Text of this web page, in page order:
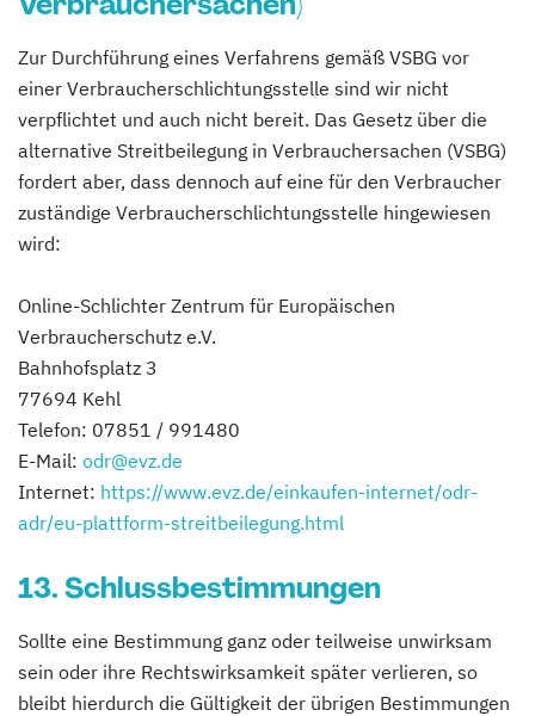
Zur Durchführung eines Verfahrens gemäß VSBG vor
einer Verbraucherschlichtungsstelle sind wir nicht
verpflichtet und auch nicht bereit. Das Gesetz über die
alternative Streitbeilegung in Verbrauchersachen (VSBG)
fordert aber, dass dennoch auf eine für den Verbraucher
zuständige Verbraucherschlichtungsstelle hingewiesen
wird:
Online-Schlichter Zentrum für Europäischen
Verbraucherschutz e.V.
Bahnhofsplatz 3
77694 Kehl
Telefon: 07851 / 991480
E-Mail: odr@evz.de
Internet: https://www.evz.de/einkaufen-internet/odr-
adr/eu-plattform-streitbeilegung.html
13. Schlussbestimmungen
Sollte eine Bestimmung ganz oder teilweise unwirksam
sein oder ihre Rechtswirksamkeit später verlieren, so
bleibt hierdurch die Gültigkeit der übrigen Bestimmungen